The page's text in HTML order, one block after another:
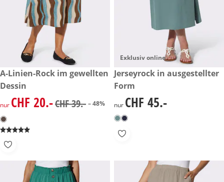
reduzierter Preis CHF 20.-, vorheriger Preis: CHF 39.-
-48%
A-Linien-Rock im gewellten
Dessin
reduzierter Preis CHF 20.-, vorheriger Preis: CHF 39.-
nur CHF 20.-CHF 39.- – 48%
Exklusiv online
CHF 45.-
Jerseyrock in ausgestellter
Form
CHF 45.-
nur CHF 45.-